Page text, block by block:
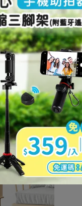
商業法的追訴權利。